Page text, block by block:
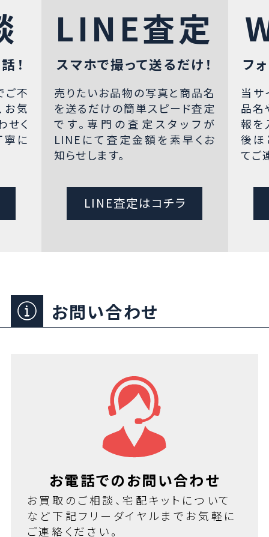
！
ご不
お気
せく
寧に
LINE査定
スマホで撮って送るだけ！
売りたいお品物の写真と商品名
を送るだけの簡単スピード査定
です。専門の査定スタッフが
LINEにて査定金額を素早くお
知らせします。
LINE査定はコチラ
フ
当サ
品名
報を
後ほ
てご
お問い合わせ
お電話でのお問い合わせ
お買取のご相談、宅配キットについて
など下記フリーダイヤルまでお気軽に
ご連絡ください。